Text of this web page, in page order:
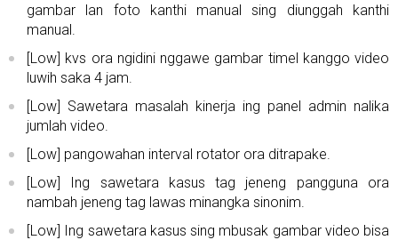
gambar lan foto kanthi manual sing diunggah kanthi
manual.
[Low] kvs ora ngidini nggawe gambar timel kanggo video
luwih saka 4 jam.
[Low] Sawetara masalah kinerja ing panel admin nalika
jumlah video.
[Low] pangowahan interval rotator ora ditrapake.
[Low] Ing sawetara kasus tag jeneng pangguna ora
nambah jeneng tag lawas minangka sinonim.
[Low] Ing sawetara kasus sing mbusak gambar video bisa